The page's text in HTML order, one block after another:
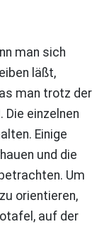
man sich
läßt,
man trotz der
einzelnen
Einige
und die
Um
orientieren,
auf der